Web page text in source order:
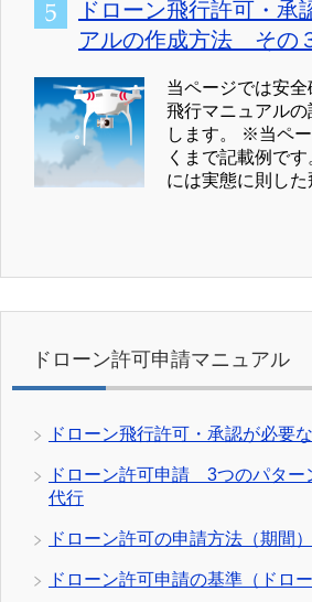
ドローン飛行許可・
アルの作成方法 その
当ページでは安
飛行マニュアル
します。 ※当ペ
くまで記載例で
には実態に則し
ドローン許可申請マニュアル
ドローン飛行許可・承認が必要
ドローン許可申請 3つのパタ
代行
ドローン許可の申請方法（期間
ドローン許可申請の基準（ドロ